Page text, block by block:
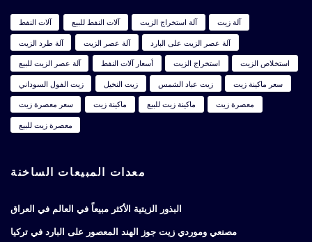
آلات النفط آلات النفط للبيع آلة استخراج الزيت
آلة زيت
آلة طرد الزيت
آلة عصر الزيت
آلة عصر الزيت على البارد
آلة عصر الزيت للبيع
أسعار آلات النفط استخراج الزيت
استخلاص الزيت
زيت الفول السوداني
زيت النخيل زيت عباد الشمس
سعر ماكينة زيت
سعر معصرة زيت
ماكينة زيت ماكينة زيت للبيع
معصرة زيت
معصرة زيت للبيع
معدات المبيعات الساخنة
البذور الزيتية الأكثر مبيعاً في العالم في العراق
مصنعي وموردي زيت جوز الهند المعصور على البارد في تركيا